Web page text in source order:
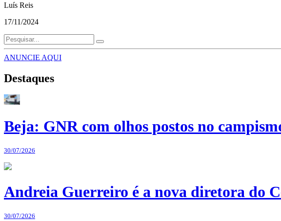
Luís Reis
17/11/2024
ANUNCIE AQUI
Destaques
Beja: GNR com olhos postos no
30/07/2026
Andreia Guerreiro é a nova diretora do
30/07/2026